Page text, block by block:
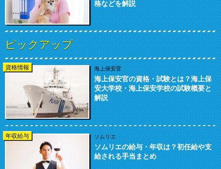
格などを解説
ピックアップ
資格情報 海上保安官
海上保安官の資格・試験とは？海上保
安大学校・海上保安学校の試験概要と
解説
年収給与 ソムリエ
ソムリエの給与・年収は？初任給や支
給される手当まとめ